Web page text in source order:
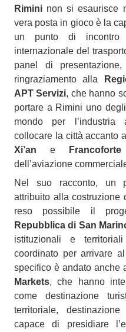
Rimini non si esaurisce
vera posta in gioco è la
un punto di incontro
internazionale del
panel di
ringraziamento alla
APT Servizi, che hanno
portare a Rimini uno
mondo per l’industria
collocare la città accanto
Xi’an e Francoforte
dell’aviazione
Nel suo racconto, un
attribuito alla costruzione
reso possibile il
Repubblica di San
istituzionali e
coordinato per arrivare
specifico è andato anche
Markets, che hanno
come destinazione
territoriale,
capace di presidiare